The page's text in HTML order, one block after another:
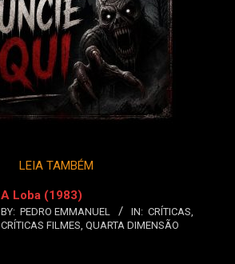
LEIA TAMBÉM
A Loba (1983)
BY: PEDRO EMMANUEL IN: CRÍTICAS,
CRÍTICAS FILMES, QUARTA DIMENSÃO